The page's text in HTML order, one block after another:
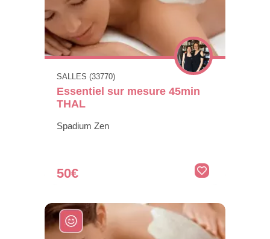
SALLES (33770)
Essentiel sur mesure 45min
THAL
Spadium Zen
50€